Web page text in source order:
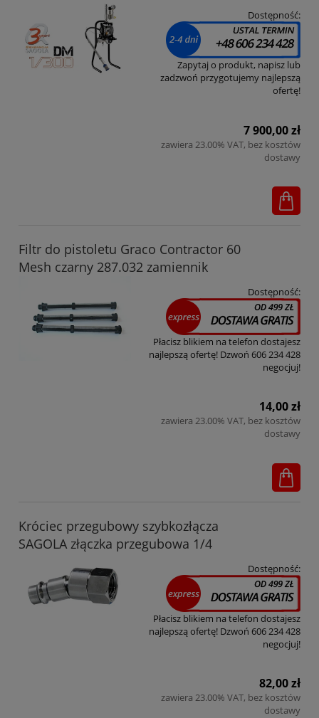
Dostępność:
Zapytaj o produkt, napisz lub
zadzwoń przygotujemy najlepszą
ofertę!
7 900,00 zł
zawiera 23.00% VAT, bez kosztów
dostawy
Filtr do pistoletu Graco Contractor 60
Mesh czarny 287.032 zamiennik
Dostępność:
Płacisz blikiem na telefon dostajesz
najlepszą ofertę! Dzwoń 606 234 428
negocjuj!
14,00 zł
zawiera 23.00% VAT, bez kosztów
dostawy
Króciec przegubowy szybkozłącza
SAGOLA złączka przegubowa 1/4
Dostępność:
Płacisz blikiem na telefon dostajesz
najlepszą ofertę! Dzwoń 606 234 428
negocjuj!
82,00 zł
zawiera 23.00% VAT, bez kosztów
dostawy